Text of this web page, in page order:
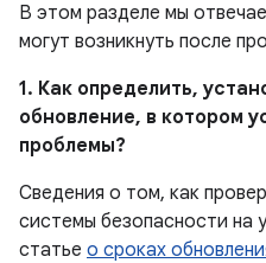
В этом разделе мы
могут возникнуть после
1. Как определить,
обновление, в котором
проблемы?
Сведения о том, как
системы безопасности на
статье о сроках